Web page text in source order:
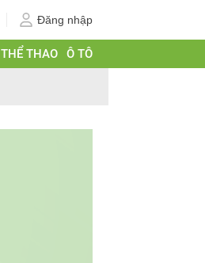
Đăng nhập
THỂ THAO Ô TÔ